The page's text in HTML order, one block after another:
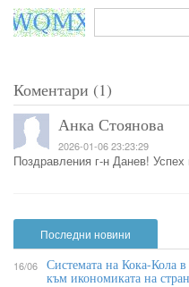
Коментари (1)
Анка Стоянова
2026-01-06 23:23:29
Поздравления г-н Данев! Успех
Последни новини
16/06 Системата на Кока-Кола
към икономиката на